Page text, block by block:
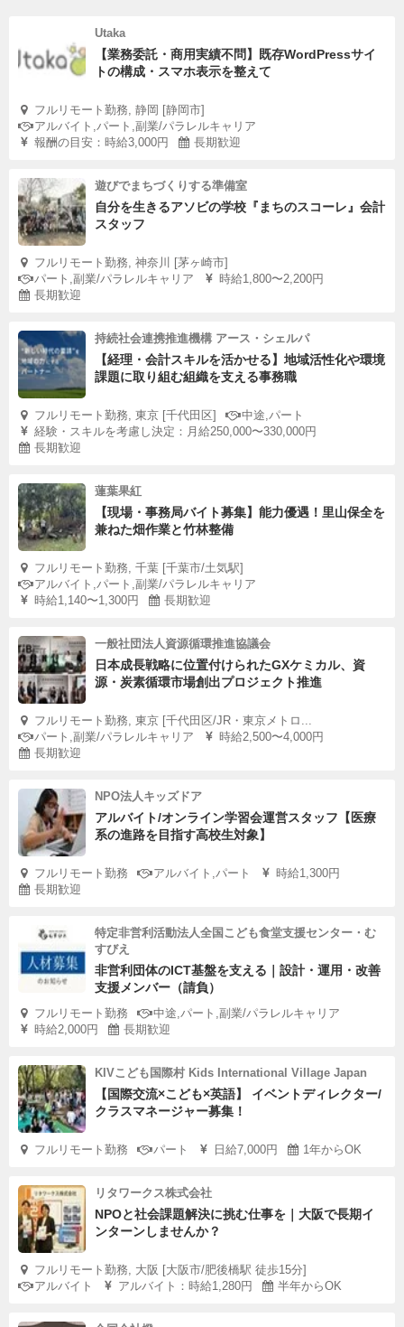
Utaka
【業務委託・商用実績不問】既存WordPressサイ
トの構成・スマホ表示を整えて
フルリモート勤務, 静岡 [静岡市]
アルバイト,パート,副業/パラレルキャリア
報酬の目安：時給3,000円
長期歓迎
遊びでまちづくりする準備室
自分を生きるアソビの学校『まちのスコーレ』会計
スタッフ
フルリモート勤務, 神奈川 [茅ヶ崎市]
パート,副業/パラレルキャリア
時給1,800〜2,200円
長期歓迎
持続社会連携推進機構 アース・シェルパ
【経理・会計スキルを活かせる】地域活性化や環境
課題に取り組む組織を支える事務職
フルリモート勤務, 東京 [千代田区]
中途,パート
経験・スキルを考慮し決定：月給250,000〜330,000円
長期歓迎
蓮葉果紅
【現場・事務局バイト募集】能力優遇！里山保全を
兼ねた畑作業と竹林整備
フルリモート勤務, 千葉 [千葉市/土気駅]
アルバイト,パート,副業/パラレルキャリア
時給1,140〜1,300円
長期歓迎
一般社団法人資源循環推進協議会
日本成長戦略に位置付けられたGXケミカル、資
源・炭素循環市場創出プロジェクト推進
フルリモート勤務, 東京 [千代田区/JR・東京メトロ...
パート,副業/パラレルキャリア
時給2,500〜4,000円
長期歓迎
NPO法人キッズドア
アルバイト/オンライン学習会運営スタッフ【医療
系の進路を目指す高校生対象】
フルリモート勤務 アルバイト,パート
時給1,300円
長期歓迎
特定非営利活動法人全国こども食堂支援センター・む
すびえ
非営利団体のICT基盤を支える｜設計・運用・改善
支援メンバー（請負）
フルリモート勤務
中途,パート,副業/パラレルキャリア
時給2,000円
長期歓迎
KIVこども国際村 Kids International Village Japan
【国際交流×こども×英語】 イベントディレクター/
クラスマネージャー募集！
フルリモート勤務 パート 日給7,000円 1年からOK
リタワークス株式会社
NPOと社会課題解決に挑む仕事を｜大阪で長期イ
ンターンしませんか？
フルリモート勤務, 大阪 [大阪市/肥後橋駅 徒歩15分]
アルバイト
アルバイト：時給1,280円 半年からOK